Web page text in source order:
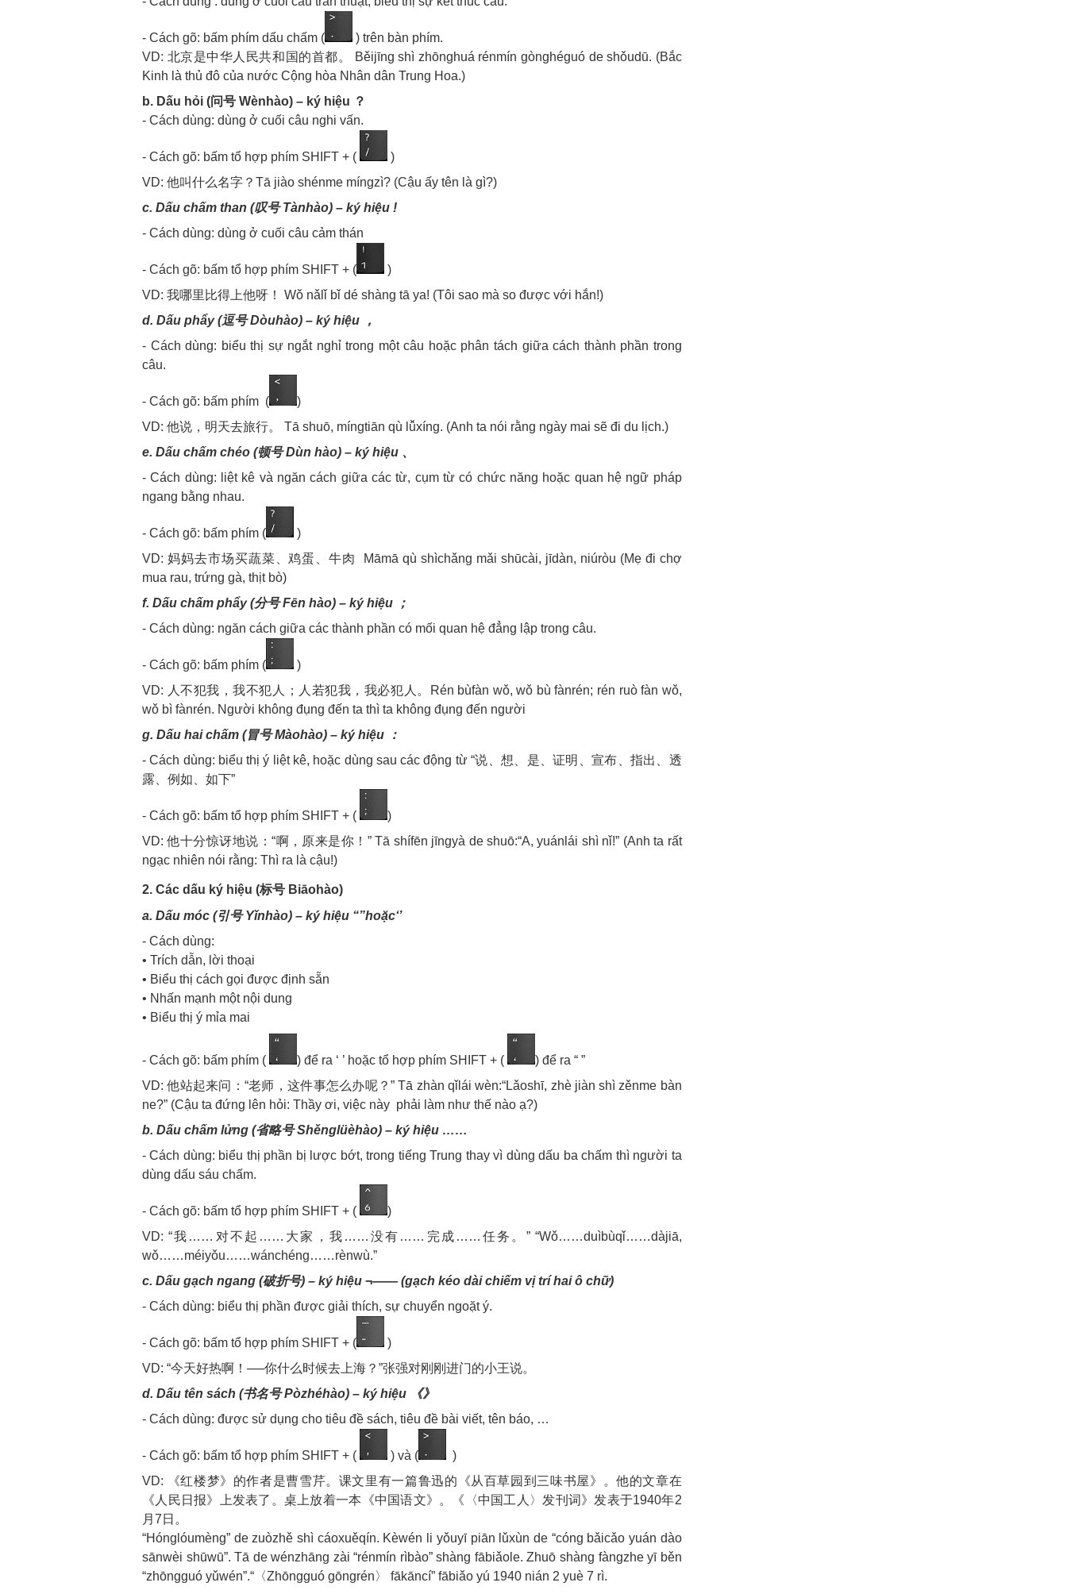
- Cách gõ: bấm phím dấu chấm (
) trên bàn phím.
VD: 北京是中华人民共和国的首都。 Běijīng shì zhōnghuá rénmín gònghéguó de shǒudū. (Bắc
Kinh là thủ đô của nước Cộng hòa Nhân dân Trung Hoa.)
b. Dấu hỏi (问号 Wènhào) – ký hiệu ？
- Cách dùng: dùng ở cuối câu nghi vấn.
- Cách gõ: bấm tổ hợp phím SHIFT + (
)
VD: 他叫什么名字？Tā jiào shénme míngzì? (Cậu ấy tên là gì?)
c. Dấu chấm than (叹号 Tànhào) – ký hiệu !
- Cách dùng: dùng ở cuối câu cảm thán
- Cách gõ: bấm tổ hợp phím SHIFT + (
)
VD: 我哪里比得上他呀！ Wǒ nǎlǐ bǐ dé shàng tā ya! (Tôi sao mà so được với hắn!)
d. Dấu phẩy (逗号 Dòuhào) – ký hiệu ，
- Cách dùng: biểu thị sự ngắt nghỉ trong một câu hoặc phân tách giữa cách thành phần trong
câu.
- Cách gõ: bấm phím (
)
VD: 他说，明天去旅行。 Tā shuō, míngtiān qù lǚxíng. (Anh ta nói rằng ngày mai sẽ đi du lịch.)
e. Dấu chấm chéo (顿号 Dùn hào) – ký hiệu 、
- Cách dùng: liệt kê và ngăn cách giữa các từ, cụm từ có chức năng hoặc quan hệ ngữ pháp
ngang bằng nhau.
- Cách gõ: bấm phím (
)
VD: 妈妈去市场买蔬菜、鸡蛋、牛肉 Māmā qù shìchǎng mǎi shūcài, jīdàn, niúròu (Mẹ đi chợ
mua rau, trứng gà, thịt bò)
f. Dấu chấm phẩy (分号 Fēn hào) – ký hiệu ；
- Cách dùng: ngăn cách giữa các thành phần có mối quan hệ đẳng lập trong câu.
- Cách gõ: bấm phím (
)
VD: 人不犯我，我不犯人；人若犯我，我必犯人。Rén bùfàn wǒ, wǒ bù fànrén; rén ruò fàn wǒ,
wǒ bì fànrén. Người không đụng đến ta thì ta không đụng đến người
g. Dấu hai chấm (冒号 Màohào) – ký hiệu ：
- Cách dùng: biểu thị ý liệt kê, hoặc dùng sau các động từ “说、想、是、证明、宣布、指出、透
露、例如、如下”
- Cách gõ: bấm tổ hợp phím SHIFT + (
)
VD: 他十分惊讶地说：“啊，原来是你！” Tā shífēn jīngyà de shuō:“A, yuánlái shì nǐ!” (Anh ta rất
ngạc nhiên nói rằng: Thì ra là cậu!)
2. Các dấu ký hiệu (标号 Biāohào)
a. Dấu móc (引号 Yǐnhào) – ký hiệu “”hoặc‘’
- Cách dùng:
• Trích dẫn, lời thoại
• Biểu thị cách gọi được định sẵn
• Nhấn mạnh một nội dung
• Biểu thị ý mỉa mai
- Cách gõ: bấm phím ( ) để ra ‘ ’ hoặc tổ hợp phím SHIFT + (
) để ra “ ”
VD: 他站起来问：“老师，这件事怎么办呢？” Tā zhàn qǐlái wèn:“Lǎoshī, zhè jiàn shì zěnme bàn
ne?” (Cậu ta đứng lên hỏi: Thầy ơi, việc này phải làm như thế nào ạ?)
b. Dấu chấm lửng (省略号 Shěnglüèhào) – ký hiệu ……
- Cách dùng: biểu thị phần bị lược bớt, trong tiếng Trung thay vì dùng dấu ba chấm thì người ta
dùng dấu sáu chấm.
- Cách gõ: bấm tổ hợp phím SHIFT + (
)
VD: “我……对不起……大家，我……没有……完成……任务。” “Wǒ……duìbùqǐ……dàjiā,
wǒ……méiyǒu……wánchéng……rènwù.”
c. Dấu gạch ngang (破折号) – ký hiệu ¬—— (gạch kéo dài chiếm vị trí hai ô chữ)
- Cách dùng: biểu thị phần được giải thích, sự chuyển ngoặt ý.
- Cách gõ: bấm tổ hợp phím SHIFT + (
)
VD: “今天好热啊！──你什么时候去上海？”张强对刚刚进门的小王说。
d. Dấu tên sách (书名号 Pòzhéhào) – ký hiệu 《》
- Cách dùng: được sử dụng cho tiêu đề sách, tiêu đề bài viết, tên báo, …
- Cách gõ: bấm tổ hợp phím SHIFT + ( ) và (
)
VD: 《红楼梦》的作者是曹雪芹。课文里有一篇鲁迅的《从百草园到三味书屋》。他的文章在
《人民日报》上发表了。桌上放着一本《中国语文》。《〈中国工人〉发刊词》发表于1940年2
月7日。
“Hónglóumèng” de zuòzhě shì cáoxuěqín. Kèwén li yǒuyī piān lǔxùn de “cóng bǎicǎo yuán dào
sānwèi shūwū”. Tā de wénzhāng zài “rénmín rìbào” shàng fābiǎole. Zhuō shàng fàngzhe yī běn
“zhōngguó yǔwén”.“〈Zhōngguó gōngrén〉 fākāncí” fābiǎo yú 1940 nián 2 yuè 7 rì.